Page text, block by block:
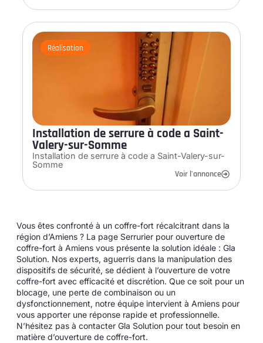
Réalisation
Installation de serrure à code a Saint-
Valery-sur-Somme
Installation de serrure à code a Saint-Valery-sur-
Somme
Voir l'annonce
Vous êtes confronté à un coffre-fort récalcitrant dans la
région d’Amiens ? La page Serrurier pour ouverture de
coffre-fort à Amiens vous présente la solution idéale : Gla
Solution. Nos experts, aguerris dans la manipulation des
dispositifs de sécurité, se dédient à l’ouverture de votre
coffre-fort avec efficacité et discrétion. Que ce soit pour un
blocage, une perte de combinaison ou un
dysfonctionnement, notre équipe intervient à Amiens pour
vous apporter une réponse rapide et professionnelle.
N’hésitez pas à contacter Gla Solution pour tout besoin en
matière d’ouverture de coffre-fort.